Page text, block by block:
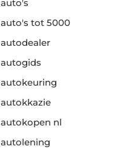
auto's
auto's tot 5000
autodealer
autogids
autokeuring
autokkazie
autokopen nl
autolening